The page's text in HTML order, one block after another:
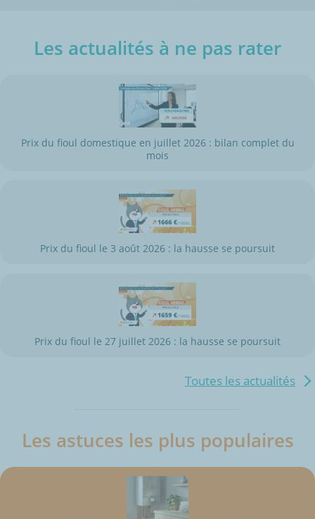
Les actualités à ne pas rater
Prix du fioul domestique en juillet 2026 : bilan complet du
mois
Prix du fioul le 3 août 2026 : la hausse se poursuit
Prix du fioul le 27 juillet 2026 : la hausse se poursuit
Toutes les actualités
Les astuces les plus populaires